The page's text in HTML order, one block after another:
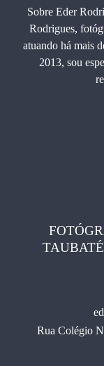
Sobre Eder
Rodrigues,
atuando há mais
2013, sou
Rua Colégio